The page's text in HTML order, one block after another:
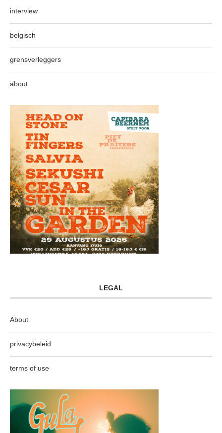
interview
belgisch
grensverleggers
about
LEGAL
About
privacybeleid
terms of use